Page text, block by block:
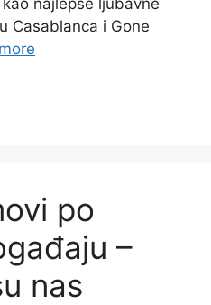
Casablanca i Gone
po
–
nas